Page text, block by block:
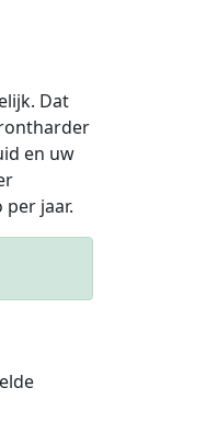
Dat
en uw
jaar.